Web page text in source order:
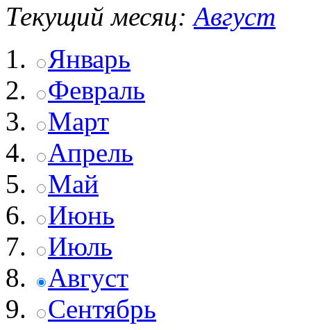
Текущий месяц: Август
Январь
Февраль
Март
Апрель
Май
Июнь
Июль
Август
Сентябрь